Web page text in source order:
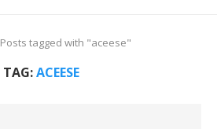
Posts tagged with "aceese"
TAG:ACEESE